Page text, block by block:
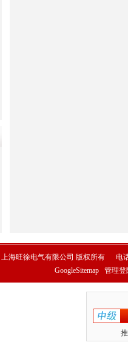
上海旺徐电气有限公司 版权所有 电
GoogleSitemap
管理登